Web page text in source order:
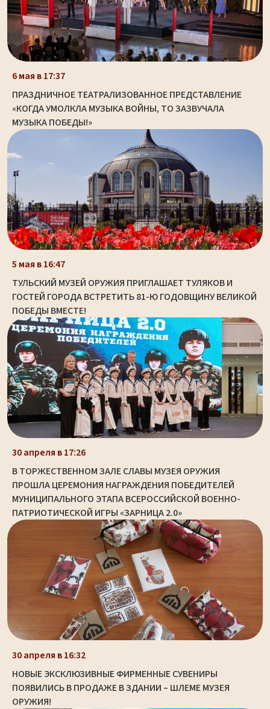
6 мая в 17:37
ПРАЗДНИЧНОЕ ТЕАТРАЛИЗОВАННОЕ ПРЕДСТАВЛЕНИЕ
«КОГДА УМОЛКЛА МУЗЫКА ВОЙНЫ, ТО ЗАЗВУЧАЛА
МУЗЫКА ПОБЕДЫ!»
5 мая в 16:47
ТУЛЬСКИЙ МУЗЕЙ ОРУЖИЯ ПРИГЛАШАЕТ ТУЛЯКОВ И
ГОСТЕЙ ГОРОДА ВСТРЕТИТЬ 81-Ю ГОДОВЩИНУ ВЕЛИКОЙ
ПОБЕДЫ ВМЕСТЕ!
30 апреля в 17:26
В ТОРЖЕСТВЕННОМ ЗАЛЕ СЛАВЫ МУЗЕЯ ОРУЖИЯ
ПРОШЛА ЦЕРЕМОНИЯ НАГРАЖДЕНИЯ ПОБЕДИТЕЛЕЙ
МУНИЦИПАЛЬНОГО ЭТАПА ВСЕРОССИЙСКОЙ ВОЕННО-
ПАТРИОТИЧЕСКОЙ ИГРЫ «ЗАРНИЦА 2.0»
30 апреля в 16:32
НОВЫЕ ЭКСКЛЮЗИВНЫЕ ФИРМЕННЫЕ СУВЕНИРЫ
ПОЯВИЛИСЬ В ПРОДАЖЕ В ЗДАНИИ – ШЛЕМЕ МУЗЕЯ
ОРУЖИЯ!